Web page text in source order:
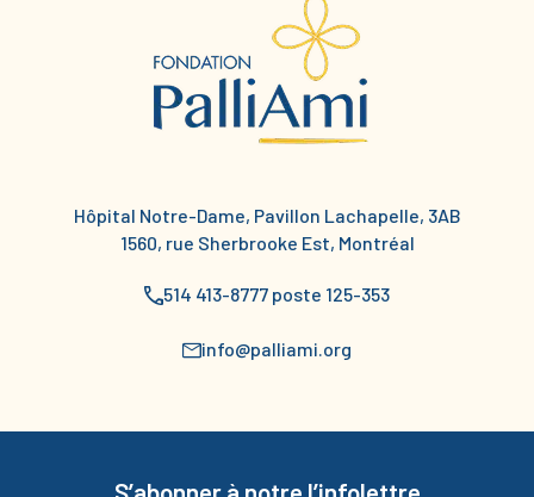
Hôpital Notre-Dame, Pavillon Lachapelle, 3AB
1560, rue Sherbrooke Est, Montréal
514 413-8777 poste 125-353
info@palliami.org